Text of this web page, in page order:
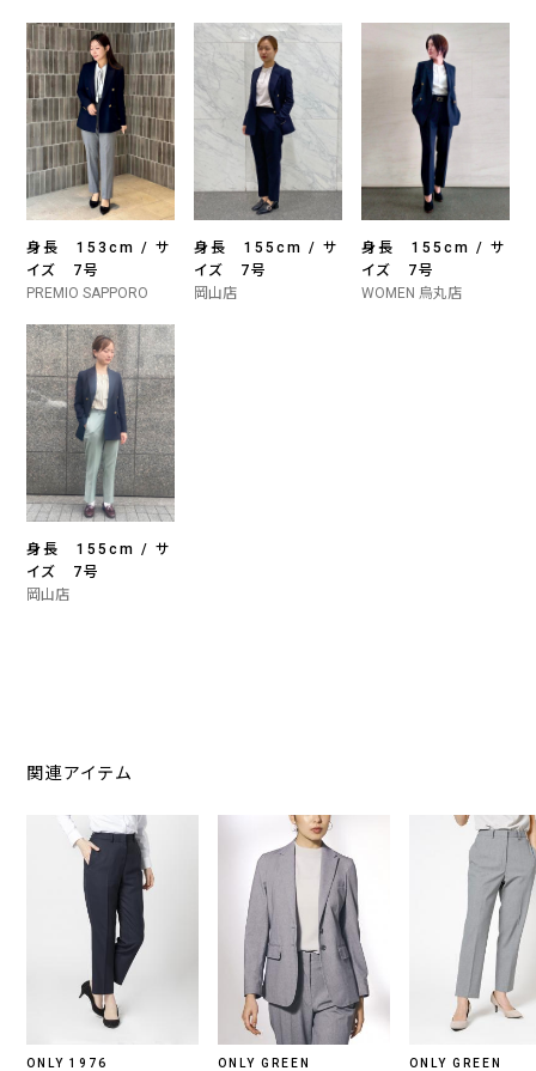
身長 153cm / サ
イズ 7号
PREMIO SAPPORO
身長 155cm / サ
イズ 7号
岡山店
身長 155cm / サ
イズ 7号
WOMEN 烏丸店
身長 155cm / サ
イズ 7号
岡山店
関連アイテム
ONLY 1976
ONLY GREEN
ONLY GREEN